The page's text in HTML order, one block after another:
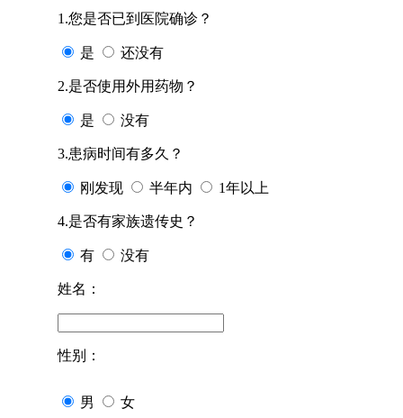
1.您是否已到医院确诊？
是 还没有
2.是否使用外用药物？
是 没有
3.患病时间有多久？
刚发现 半年内 1年以上
4.是否有家族遗传史？
有 没有
姓名：
性别：
男 女